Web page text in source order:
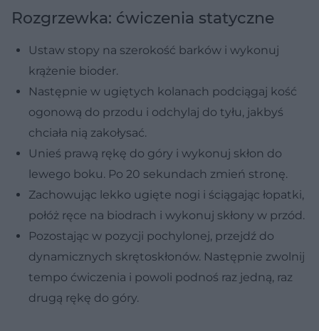
Rozgrzewka: ćwiczenia statyczne
Ustaw stopy na szerokość barków i wykonuj
krążenie bioder.
Następnie w ugiętych kolanach podciągaj kość
ogonową do przodu i odchylaj do tyłu, jakbyś
chciała nią zakołysać.
Unieś prawą rękę do góry i wykonuj skłon do
lewego boku. Po 20 sekundach zmień stronę.
Zachowując lekko ugięte nogi i ściągając łopatki,
połóż ręce na biodrach i wykonuj skłony w przód.
Pozostając w pozycji pochylonej, przejdź do
dynamicznych skrętoskłonów. Następnie zwolnij
tempo ćwiczenia i powoli podnoś raz jedną, raz
drugą rękę do góry.